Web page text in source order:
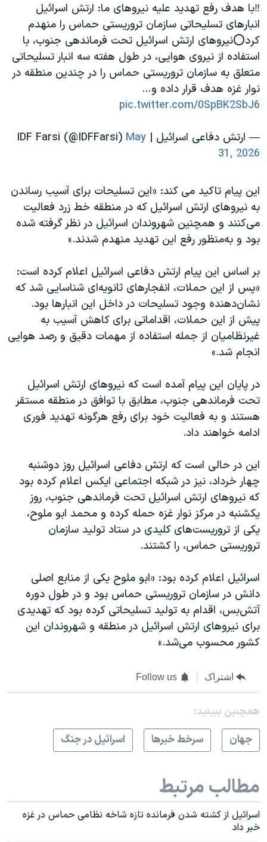
‼️با هدف رفع تهدید علیه نیروهای ما: ارتش اسرائیل
انبارهای تسلیحاتی سازمان تروریستی حماس را منهدم
کرد⭕️نیروهای ارتش اسرائیل تحت فرماندهی جنوب، با
استفاده از نیروی هوایی، در طول هفته سه انبار تسلیحاتی
متعلق به سازمان تروریستی حماس را در چندین منطقه در
نوار غزه هدف قرار داده و…
pic.twitter.com/0SpBK2SbJ6
— ارتش دفاعی اسرائیل | IDF Farsi (@IDFFarsi) May
31, 2026
این پیام تاکید می کند: «این تسلیحات برای آسیب رساندن
به نیروهای ارتش اسرائیل که در منطقه خط زرد فعالیت
می‌کنند و همچنین شهروندان اسرائیل در نظر گرفته شده
بود و به‌منظور رفع این تهدید منهدم شدند.»
بر اساس این پیام ارتش دفاعی اسرائیل اعلام کرده است:
«پس از این حملات، انفجارهای ثانویه‌ای شناسایی شد که
نشان‌دهنده وجود تسلیحات در داخل این انبارها بود.
پیش از این حملات، اقداماتی برای کاهش آسیب به
غیرنظامیان از جمله استفاده از مهمات دقیق و رصد هوایی
انجام شد.»
در پایان این پیام آمده است که نیروهای ارتش اسرائیل
تحت فرماندهی جنوب، مطابق با توافق در منطقه مستقر
هستند و به فعالیت خود برای رفع هرگونه تهدید فوری
ادامه خواهند داد.
این در حالی است که ارتش دفاعی اسرائیل روز دوشنبه
چهار خرداد، نیز در شبکه اجتماعی ایکس اعلام کرده بود
که نیروهای ارتش اسرائیل تحت فرماندهی جنوب، روز
یکشنبه در مرکز نوار غزه حمله کرده و محمد ابو ملوح،
یکی از تروریست‌های کلیدی در ستاد تولید سازمان
تروریستی حماس، را کشتند.
اسرائیل اعلام کرده بود: «ابو ملوح یکی از منابع اصلی
دانش در سازمان تروریستی حماس بود و در طول دوره
آتش‌بس، اقدام به تولید تسلیحاتی کرده بود که تهدیدی
برای نیروهای ارتش اسرائیل در منطقه و شهروندان این
کشور محسوب می‌شد.»
اشتراک Follow us
همچنبن ببینید:
جهان
سرخط خبرها اسرائیل در جنگ
مطالب مرتبط
اسرائیل از کشته شدن فرمانده تازه شاخه نظامی حماس در غزه
خبر داد